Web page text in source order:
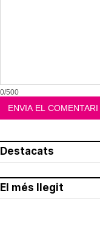
0/500
Destacats
El més llegit